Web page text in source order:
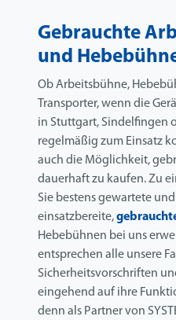
Gebrauchte
und
Ob Arbeitsbühne,
Transporter, wenn die
in Stuttgart, Sindelfingen
regelmäßig zum Einsatz
auch die Möglichkeit,
dauerhaft zu kaufen. Zu
Sie bestens gewartete
einsatzbereite,
Hebebühnen bei uns
entsprechen alle unsere
Sicherheitsvorschriften
eingehend auf ihre
denn als Partner von